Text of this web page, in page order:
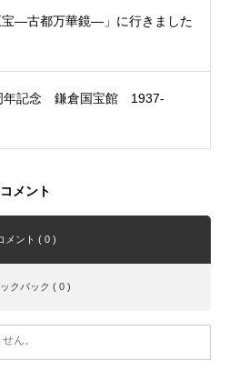
宝―古都万華鏡―」に行きました
年記念 鎌倉国宝館 1937-
コメント
メント ( 0 )
ックバック ( 0 )
ん。